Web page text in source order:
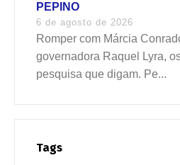
PEPINO
6 de agosto de 2026
Romper com Márcia
governadora Raquel Lyra,
pesquisa que digam. Pe...
Tags